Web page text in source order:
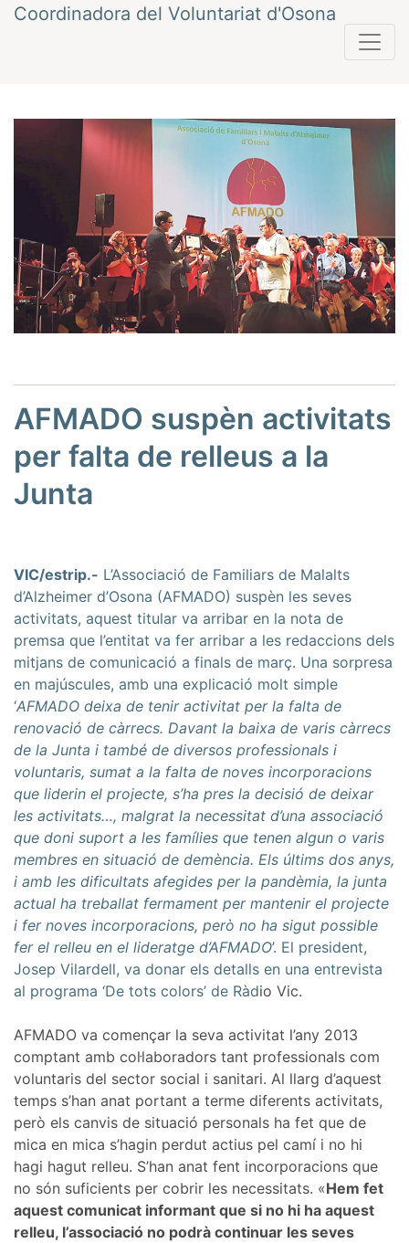
VésCoordinadora del Voluntariat d'Osona
Navegació
d'entrades
Següent
AFMADO suspèn activitats
per falta de relleus a la
Junta
VIC/estrip.- L’Associació de Familiars de Malalts
d’Alzheimer d’Osona (AFMADO) suspèn les seves
activitats, aquest titular va arribar en la nota de
premsa que l’entitat va fer arribar a les redaccions dels
mitjans de comunicació a finals de març. Una sorpresa
en majúscules, amb una explicació molt simple
‘AFMADO deixa de tenir activitat per la falta de
renovació de càrrecs. Davant la baixa de varis càrrecs
de la Junta i també de diversos professionals i
voluntaris, sumat a la falta de noves incorporacions
que liderin el projecte, s’ha pres la decisió de deixar
les activitats…, malgrat la necessitat d’una associació
que doni suport a les famílies que tenen algun o varis
membres en situació de demència. Els últims dos anys,
i amb les dificultats afegides per la pandèmia, la junta
actual ha treballat fermament per mantenir el projecte
i fer noves incorporacions, però no ha sigut possible
fer el relleu en el lideratge d’AFMADO’. El president,
Josep Vilardell, va donar els detalls en una entrevista
al programa ‘De tots colors’ de Ràdio Vic.
AFMADO va començar la seva activitat l’any 2013
comptant amb col·laboradors tant professionals com
voluntaris del sector social i sanitari. Al llarg d’aquest
temps s’han anat portant a terme diferents activitats,
però els canvis de situació personals ha fet que de
mica en mica s’hagin perdut actius pel camí i no hi
hagi hagut relleu. S’han anat fent incorporacions que
no són suficients per cobrir les necessitats. «Hem fet
aquest comunicat informant que si no hi ha aquest
relleu, l’associació no podrà continuar les seves